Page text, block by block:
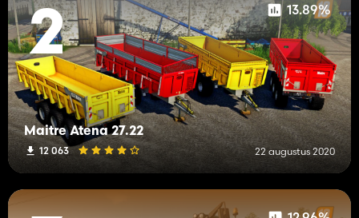
2 13.89%
Maitre Atena 27.22
12 063 22 augustus 2020